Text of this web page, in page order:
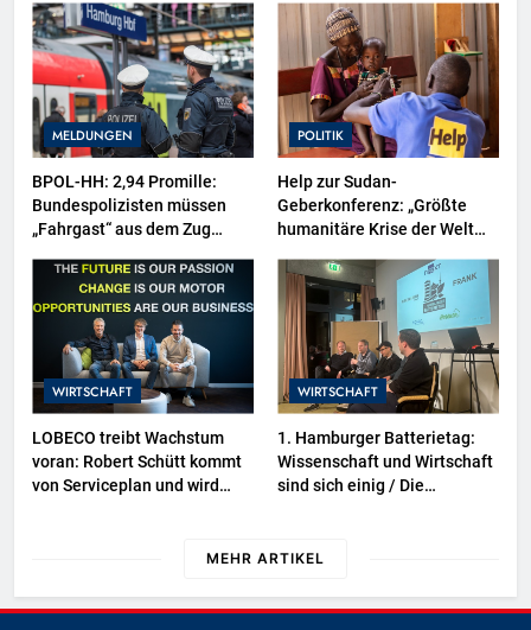
MELDUNGEN
BPOL-HH: 2,94 Promille:
Bundespolizisten müssen
„Fahrgast“ aus dem Zug
POLITIK
Help zur Sudan-
Geberkonferenz: „Größte
humanitäre Krise der Welt
WIRTSCHAFT
LOBECO treibt Wachstum
voran: Robert Schütt kommt
von Serviceplan und wird
WIRTSCHAFT
1. Hamburger Batterietag:
Wissenschaft und Wirtschaft
sind sich einig / Die
MEHR ARTIKEL